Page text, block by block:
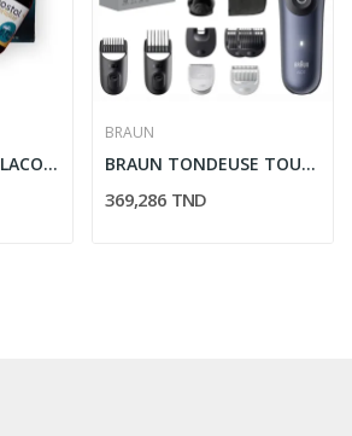
MOSTAL KIT DE 4 FLACONS SOLUTION CAPILLAIRE...
BRAUN
BRAUN TONDEUSE TOUT EN UN SERIE 7
369,286 TND